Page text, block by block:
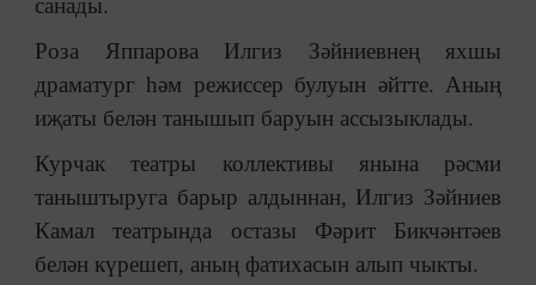
санады.
Роза Яппарова Илгиз Зәйниевнең яхшы
драматург һәм режиссер булуын әйтте. Аның
иҗаты белән танышып баруын ассызыклады.
Курчак театры коллективы янына рәсми
таныштыруга барыр алдыннан, Илгиз Зәйниев
Камал театрында остазы Фәрит Бикчәнтәев
белән күрешеп, аның фатихасын алып чыкты.